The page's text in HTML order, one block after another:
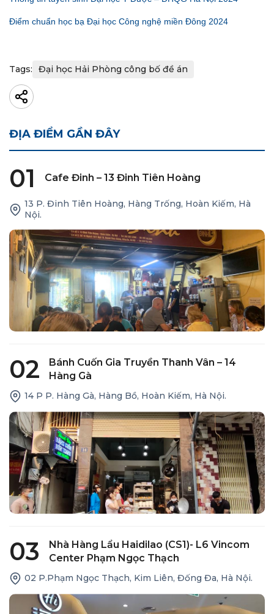
Điểm chuẩn học bạ Đại học Công nghệ miền Đông 2024
Tags: Đại học Hải Phòng công bố đề án
ĐỊA ĐIỂM GẦN ĐÂY
01 Cafe Đinh – 13 Đinh Tiên Hoàng
13 P. Đinh Tiên Hoàng, Hàng Trống, Hoàn Kiếm, Hà
Nội.
02
Bánh Cuốn Gia Truyền Thanh Vân – 14
Hàng Gà
14 P P. Hàng Gà, Hàng Bồ, Hoàn Kiếm, Hà Nội.
03
Nhà Hàng Lẩu Haidilao (CS1)- L6 Vincom
Center Phạm Ngọc Thạch
02 P.Phạm Ngọc Thạch, Kim Liên, Đống Đa, Hà Nội.